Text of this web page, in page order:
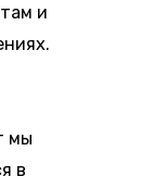
и
мы
в